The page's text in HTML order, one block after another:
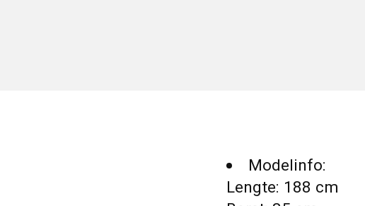
Modelinfo:
Lengte: 188 cm